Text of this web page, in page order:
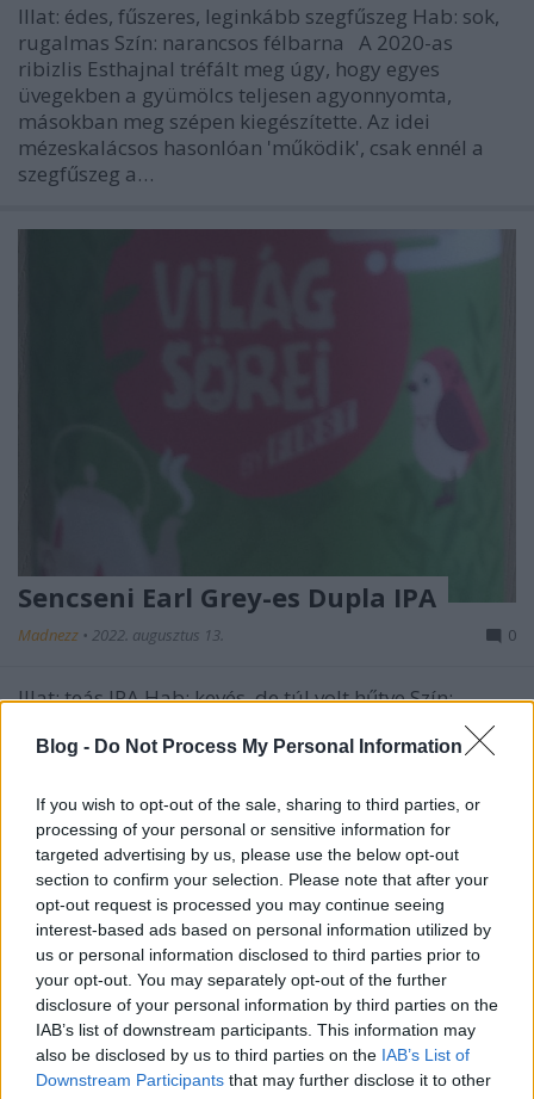
Blog - Do Not Process My Personal Information
If you wish to opt-out of the sale, sharing to third parties, or
processing of your personal or sensitive information for
targeted advertising by us, please use the below opt-out
section to confirm your selection. Please note that after your
opt-out request is processed you may continue seeing
interest-based ads based on personal information utilized by
us or personal information disclosed to third parties prior to
your opt-out. You may separately opt-out of the further
disclosure of your personal information by third parties on the
IAB’s list of downstream participants. This information may
also be disclosed by us to third parties on the IAB’s List of
Downstream Participants that may further disclose it to other
Illat: édes, fűszeres, leginkább szegfűszeg Hab: sok,
rugalmas Szín: narancsos félbarna A 2020-as
ribizlis Esthajnal tréfált meg úgy, hogy egyes
üvegekben a gyümölcs teljesen agyonnyomta,
másokban meg szépen kiegészítette. Az idei
mézeskalácsos hasonlóan 'működik', csak ennél a
szegfűszeg a…
Sencseni Earl Grey-es Dupla IPA
Madnezz • 2022. augusztus 13. 0
Illat: teás IPA Hab: kevés, de túl volt hűtve Szín:
Sörcsomag No. 2. Már a dizájnt sem vették túl
tekintve is lazulásról van szó. Mivel a gyümölcsös
sörök már a fülemen jönnek ki, a beszerzés csakis a
nyári…